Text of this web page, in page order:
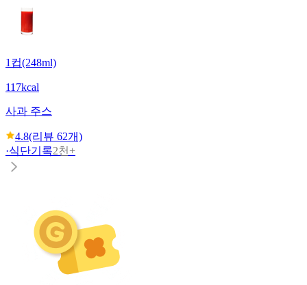
1컵(248ml)
117kcal
사과 주스
4.8(리뷰 62개)
·식단기록2천+